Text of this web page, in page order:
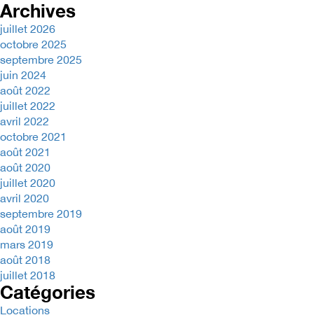
Archives
juillet 2026
octobre 2025
septembre 2025
juin 2024
août 2022
juillet 2022
avril 2022
octobre 2021
août 2021
août 2020
juillet 2020
avril 2020
septembre 2019
août 2019
mars 2019
août 2018
juillet 2018
Catégories
Locations